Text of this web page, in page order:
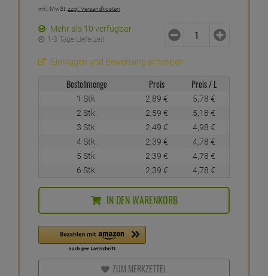
inkl. MwSt.zzgl. Versandkosten
Mehr als 10 verfügbar
1-3 Tage Lieferzeit
Einloggen und Bewertung schreiben
Bestellmenge Preis Preis / L
1 Stk. 2,89 € 5,78 €
2 Stk.
2,59 € 5,18 €
3 Stk.
2,49 € 4,98 €
4 Stk.
2,39 € 4,78 €
5 Stk.
2,39 € 4,78 €
6 Stk.
2,39 € 4,78 €
IN DEN WARENKORB
ZUM MERKZETTEL